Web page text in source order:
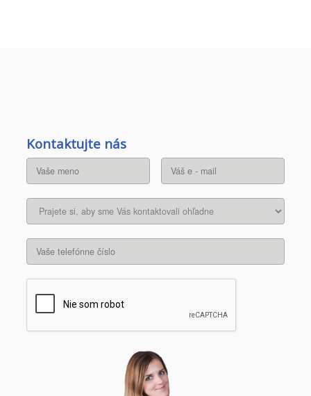
Kontaktujte nás